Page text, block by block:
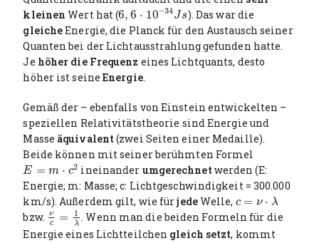
kleinen Wert hat (6, 6 ⋅ 10−34Js
6,6⋅10 −34Js
). Das war die
gleicheEnergie, die Planck für den Austausch seiner
Quanten bei der Lichtausstrahlung gefunden hatte.
Je höher die Frequenz eines Lichtquants, desto
höher ist seineEnergie.
Gemäß der – ebenfalls von Einstein entwickelten –
speziellen Relativitätstheorie sind Energie und
Masse äquivalent(zwei Seiten einer Medaille).
Beide können mit seiner berühmten Formel
E = m ⋅ c2
E= m ⋅c2 ineinander umgerechnetwerden (E:
Energie; m: Masse; c: Lichtgeschwindigkeit = 300.000
km/s). Außerdem gilt, wie fürjedeWelle, c = ν ⋅ λ
c=ν⋅ λ
bzw. ν
c
= 1
λ
νc =1λ
. Wenn man die beiden Formeln für die
Energie eines Lichtteilchen gleich setzt, kommt